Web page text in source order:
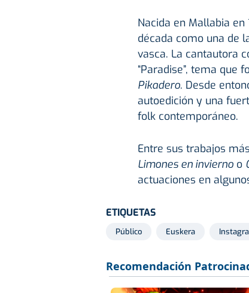
Nacida en Mallabia
década como una de
vasca. La cantautora
“Paradise”, tema que
Pikadero. Desde
autoedición y una
folk contemporáneo.
Entre sus trabajos
Limones en inviernoo
actuaciones en
ETIQUETAS
Público Euskera